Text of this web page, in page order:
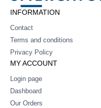
INFORMATION
Contact
Terms and conditions
Privacy Policy
MY ACCOUNT
Login page
Dashboard
Our Orders